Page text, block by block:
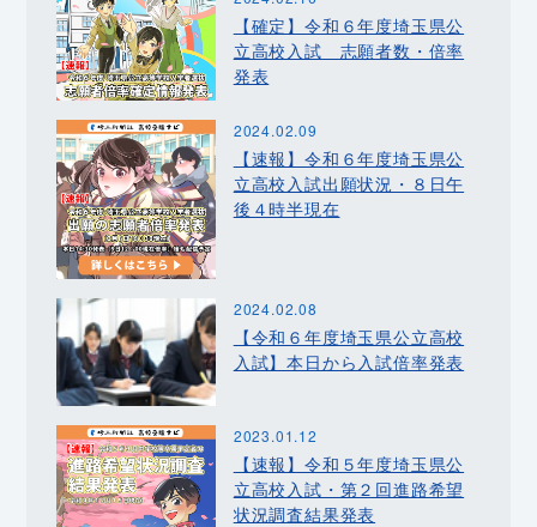
【確定】令和６年度埼玉県公
立高校入試 志願者数・倍率
発表
2024.02.09
【速報】令和６年度埼玉県公
立高校入試出願状況・８日午
後４時半現在
2024.02.08
【令和６年度埼玉県公立高校
入試】本日から入試倍率発表
2023.01.12
【速報】令和５年度埼玉県公
立高校入試・第２回進路希望
状況調査結果発表